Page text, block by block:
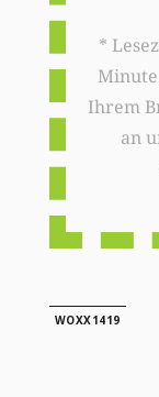
*
Ihrem
an
WOXX1419